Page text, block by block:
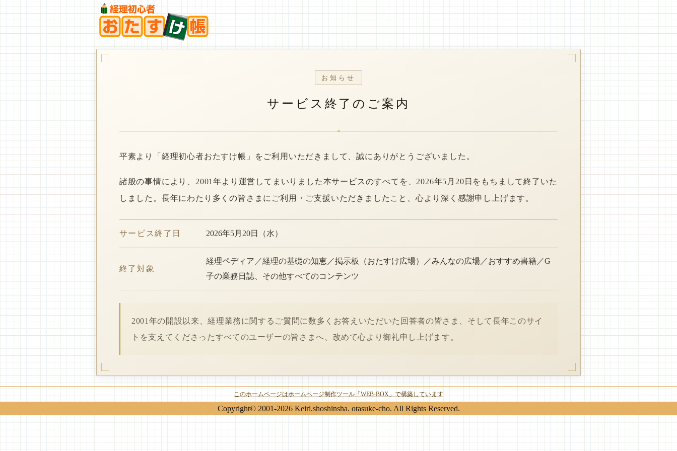
お知らせ
サービス終了のご案内
*
平素より「経理初心者おたすけ帳」をご利用いただきまして、誠にありがとうございました。
諸般の事情により、2001年より運営してまいりました本サービスのすべてを、2026年5月20日をもちまして終了いた
しました。長年にわたり多くの皆さまにご利用・ご支援いただきましたこと、心より深く感謝申し上げます。
サービス終了日 2026年5月20日（水）
終了対象
経理ペディア／経理の基礎の知恵／掲示板（おたすけ広場）／みんなの広場／おすすめ書籍／G
子の業務日誌、その他すべてのコンテンツ
2001年の開設以来、経理業務に関するご質問に数多くお答えいただいた回答者の皆さま、そして長年このサイ
トを支えてくださったすべてのユーザーの皆さまへ、改めて心より御礼申し上げます。
このホームページはホームページ制作ツール「WEB-BOX」で構築しています
Copyright© 2001-2026 Keiri.shoshinsha. otasuke-cho. All Rights Reserved.